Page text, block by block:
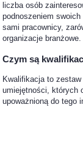
liczba osób
podnoszeniem
sami pracownicy,
organizacje branżowe.
Czym są
Kwalifikacja to
umiejętności, których
upoważnioną do tego